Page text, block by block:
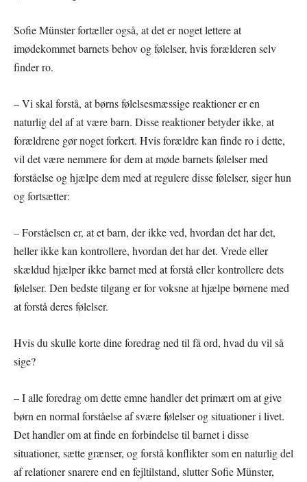
Sofie Münster fortæller også, at det er noget lettere at
imødekommet barnets behov og følelser, hvis forælderen selv
finder ro.
– Vi skal forstå, at børns følelsesmæssige reaktioner er en
naturlig del af at være barn. Disse reaktioner betyder ikke, at
forældrene gør noget forkert. Hvis forældre kan finde ro i dette,
vil det være nemmere for dem at møde barnets følelser med
forståelse og hjælpe dem med at regulere disse følelser, siger hun
og fortsætter:
– Forståelsen er, at et barn, der ikke ved, hvordan det har det,
heller ikke kan kontrollere, hvordan det har det. Vrede eller
skældud hjælper ikke barnet med at forstå eller kontrollere dets
følelser. Den bedste tilgang er for voksne at hjælpe børnene med
at forstå deres følelser.
Hvis du skulle korte dine foredrag ned til få ord, hvad du vil så
sige?
– I alle foredrag om dette emne handler det primært om at give
børn en normal forståelse af svære følelser og situationer i livet.
Det handler om at finde en forbindelse til barnet i disse
situationer, sætte grænser, og forstå konflikter som en naturlig del
af relationer snarere end en fejltilstand, slutter Sofie Münster,